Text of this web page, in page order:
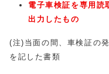
電子車検証を専用読
出力したもの
(注)当面の間、車検証の
を記した書類